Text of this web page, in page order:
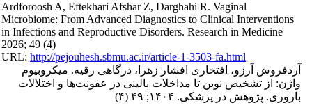
Ardforoosh A, Eftekhari Afshar Z, Darghahi R. Vaginal
Microbiome: From Advanced Diagnostics to Clinical Interventions
in Infections and Reproductive Disorders. Research in Medicine
2026; 49 (4)
URL:http://pejouhesh.sbmu.ac.ir/article-1-3503-fa.html
آردفروش آرزو، افتخاری افشار زهرا، درگاهی رقیه. میکروبیوم
واژن: از تشخیص نوین تا مداخلات بالینی در عفونت‌ها و اختلالات
باروری. پژوهش در پزشکی. ۱۴۰۴; ۴۹ (۴)